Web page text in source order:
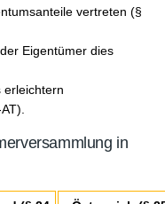
vertreten (§
Eigentümer dies
erleichtern
in